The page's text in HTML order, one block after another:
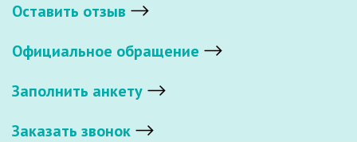
Оставить отзыв
Официальное обращение
Заполнить анкету
Заказать звонок